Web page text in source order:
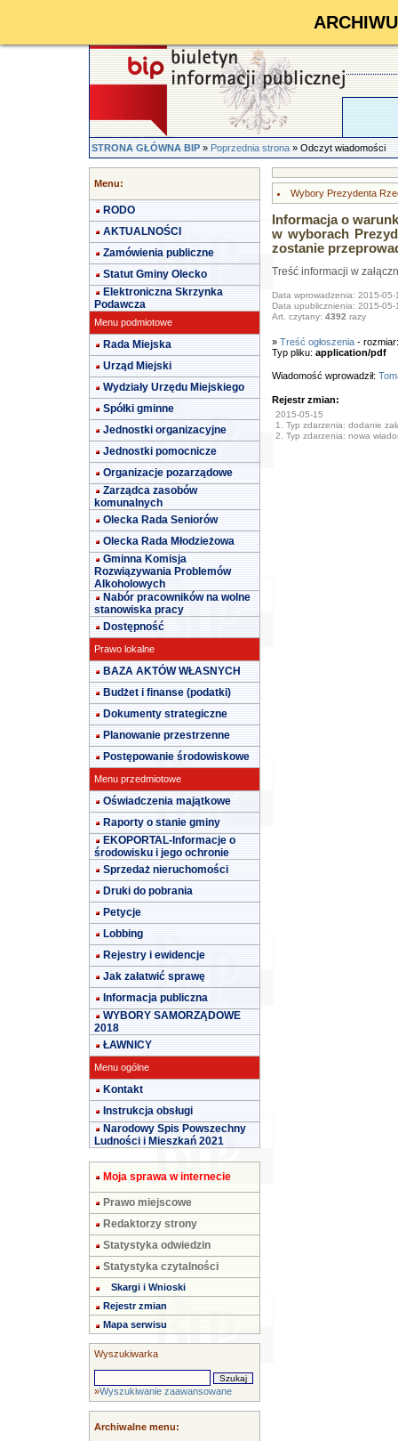
STRONA GŁÓWNA BIP»Poprzednia strona» Odczyt wiadomości
Menu:
RODO
AKTUALNOŚCI
Zamówienia publiczne
Statut Gminy Olecko
Elektroniczna Skrzynka
Podawcza
Menu podmiotowe
Rada Miejska
Urząd Miejski
Wydziały Urzędu Miejskiego
Spółki gminne
Jednostki organizacyjne
Jednostki pomocnicze
Organizacje pozarządowe
Zarządca zasobów
komunalnych
Olecka Rada Seniorów
Olecka Rada Młodzieżowa
Gminna Komisja
Rozwiązywania Problemów
Alkoholowych
Nabór pracowników na wolne
stanowiska pracy
Dostępność
Prawo lokalne
BAZA AKTÓW WŁASNYCH
Budżet i finanse (podatki)
Dokumenty strategiczne
Planowanie przestrzenne
Postępowanie środowiskowe
Menu przedmiotowe
Oświadczenia majątkowe
Raporty o stanie gminy
EKOPORTAL-Informacje o
środowisku i jego ochronie
Sprzedaż nieruchomości
Druki do pobrania
Petycje
Lobbing
Rejestry i ewidencje
Jak załatwić sprawę
Informacja publiczna
WYBORY SAMORZĄDOWE
2018
ŁAWNICY
Menu ogólne
Kontakt
Instrukcja obsługi
Narodowy Spis Powszechny
Ludności i Mieszkań 2021
Moja sprawa w internecie
Prawo miejscowe
Redaktorzy strony
Statystyka odwiedzin
Statystyka czytalności
Skargi i Wnioski
Rejestr zmian
Mapa serwisu
Wyszukiwarka
»Wyszukiwanie zaawansowane
Archiwalne menu:
Wybory Prezydenta
Informacja o
w wyborach
zostanie
Treść informacji w
Data wprowadzenia: 2015-05-
Data upublicznienia: 2015-05-
Art. czytany: 4392 razy
» Treść ogłoszenia-
Typ pliku: application/pdf
Wiadomość wprowadził:
Rejestr zmian:
2015-05-15
1. Typ zdarzenia: dodanie
2. Typ zdarzenia: nowa